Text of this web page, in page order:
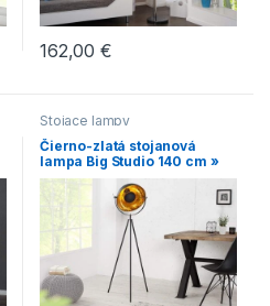
162,00€
Stojace lampy
Čierno-zlatá stojanová
lampa Big Studio 140 cm »